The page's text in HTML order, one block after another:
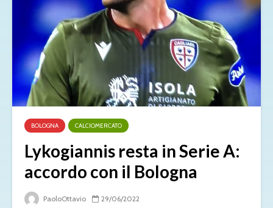
BOLOGNA CALCIOMERCATO
Lykogiannis resta in Serie A:
accordo con il Bologna
PaoloOttavio 29/06/2022